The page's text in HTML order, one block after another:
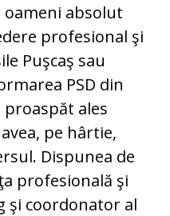
oameni absolut
profesional şi
Puşcaş sau
PSD din
ales
pe hârtie,
Dispunea de
profesională şi
şi coordonator al